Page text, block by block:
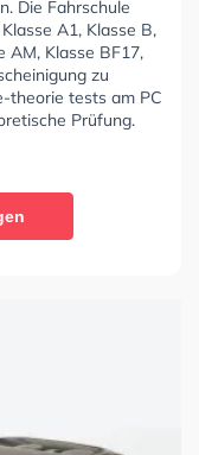
Die Fahrschule
A1, Klasse B,
AM, Klasse BF17,
zu
theorie tests am PC
Prüfung.